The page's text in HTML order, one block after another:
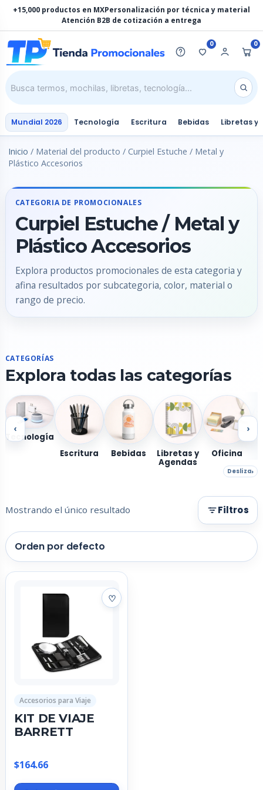
contenido
+15,000 productos en MXPersonalización por técnica y material
Atención B2B de cotización a entrega
0 0
Mundial 2026 Tecnología Escritura Bebidas Libretas y
Inicio / Material del producto / Curpiel Estuche / Metal y
Plástico Accesorios
CATEGORIA DE PROMOCIONALES
Curpiel Estuche / Metal y
Plástico Accesorios
Explora productos promocionales de esta categoria y
afina resultados por subcategoria, color, material o
rango de precio.
CATEGORÍAS
Explora todas las categorías
‹
Tecnología
Escritura
Bebidas Libretas y
Agendas
Oficina
›
Desliza
Mostrando el único resultado Filtros
Accesorios para Viaje
KIT DE VIAJE
BARRETT
$164.66
Este